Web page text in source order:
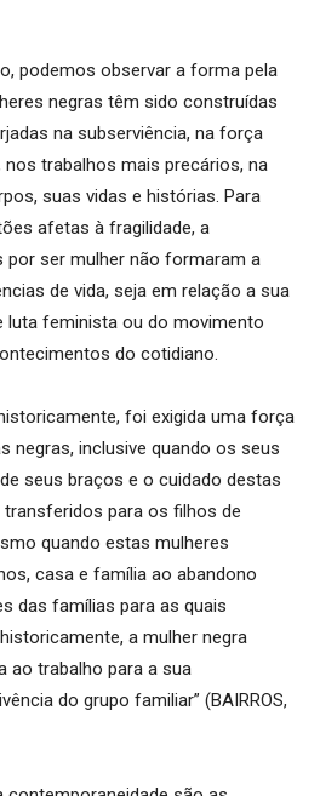
podemos observar a forma pela
negras têm sido construídas
na subserviência, na força
nos trabalhos mais precários, na
suas vidas e histórias. Para
afetas à fragilidade, a
por ser mulher não formaram a
de vida, seja em relação a sua
luta feminista ou do movimento
do cotidiano.
foi exigida uma força
negras, inclusive quando os seus
seus braços e o cuidado destas
para os filhos de
quando estas mulheres
casa e família ao abandono
das famílias para as quais
a mulher negra
ao trabalho para a sua
do grupo familiar” (BAIRROS,